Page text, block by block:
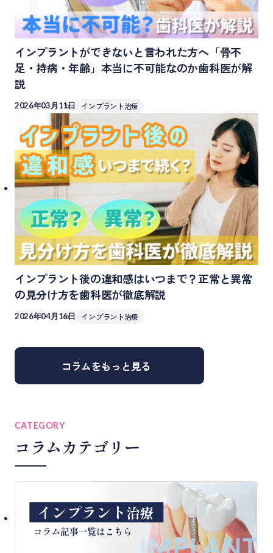
インプラントができないと言われた方へ「骨不
足・持病・年齢」本当に不可能なのか歯科医が解
説
2026年03月11日 インプラント治療
インプラント後の違和感はいつまで？正常と異常
の見分け方を歯科医が徹底解説
2026年04月16日 インプラント治療
コラムをもっと見る
CATEGORY
コラムカテゴリー